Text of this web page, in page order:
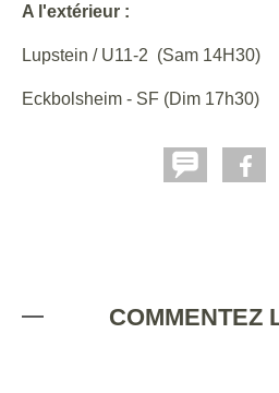
A l'extérieur :
Lupstein / U11-2 (Sam 14H30)
Eckbolsheim - SF (Dim 17h30)
COMMENTEZ